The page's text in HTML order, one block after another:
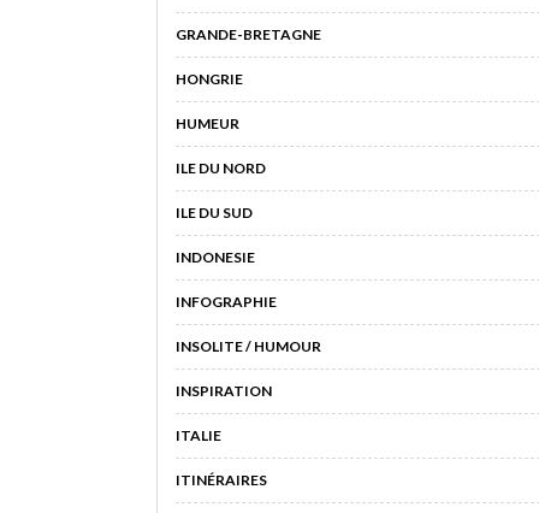
GRANDE-BRETAGNE
HONGRIE
HUMEUR
ILE DU NORD
ILE DU SUD
INDONESIE
INFOGRAPHIE
INSOLITE / HUMOUR
INSPIRATION
ITALIE
ITINÉRAIRES